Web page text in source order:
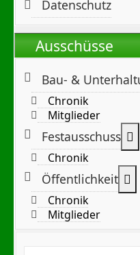
Datenschutz
Ausschüsse
Bau- &
Chronik
Mitglieder
Festausschuss
Chronik
Öffentlichkeit
Chronik
Mitglieder